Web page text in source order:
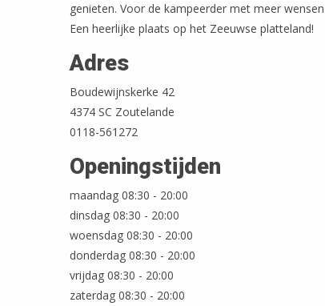
genieten. Voor de kampeerder met meer
Een heerlijke plaats op het Zeeuwse platteland!
Adres
Boudewijnskerke 42
4374 SC Zoutelande
0118-561272
Openingstijden
maandag 08:30 - 20:00
dinsdag 08:30 - 20:00
woensdag 08:30 - 20:00
donderdag 08:30 - 20:00
vrijdag 08:30 - 20:00
zaterdag 08:30 - 20:00